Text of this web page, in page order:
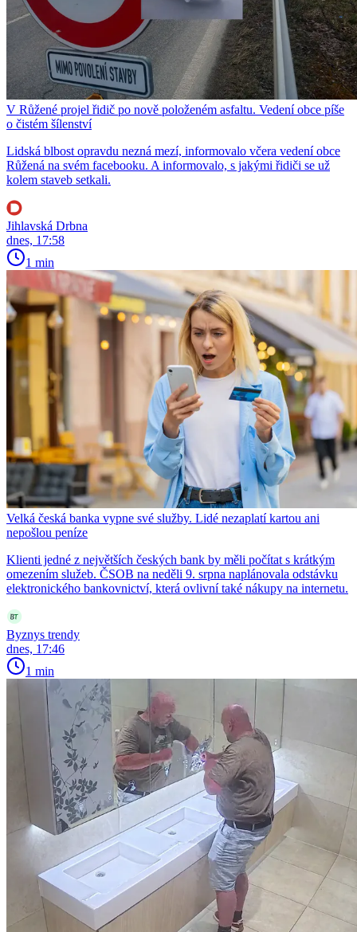
V Růžené projel řidič po nově položeném asfaltu. Vedení obce píše
o čistém šílenství
Lidská blbost opravdu nezná mezí, informovalo včera vedení obce
Růžená na svém facebooku. A informovalo, s jakými řidiči se už
kolem staveb setkali.
Jihlavská Drbna
dnes, 17:58
1 min
Velká česká banka vypne své služby. Lidé nezaplatí kartou ani
nepošlou peníze
Klienti jedné z největších českých bank by měli počítat s krátkým
omezením služeb. ČSOB na neděli 9. srpna naplánovala odstávku
elektronického bankovnictví, která ovlivní také nákupy na internetu.
Byznys trendy
dnes, 17:46
1 min